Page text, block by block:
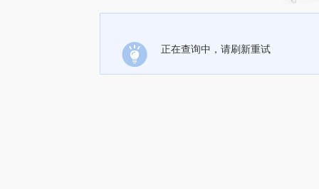
正在查询中，请刷新重试